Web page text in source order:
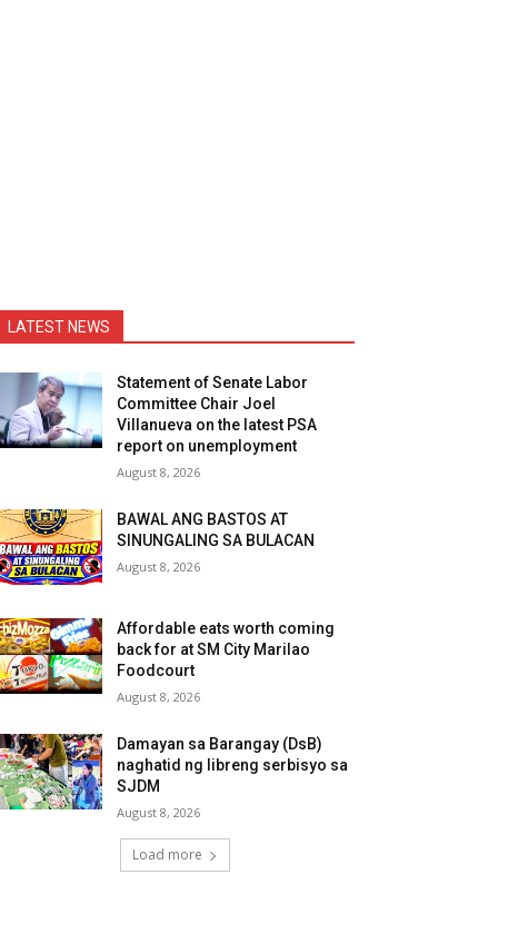
LATEST NEWS
Statement of Senate Labor
Committee Chair Joel
Villanueva on the latest PSA
report on unemployment
August 8, 2026
BAWAL ANG BASTOS AT
SINUNGALING SA BULACAN
August 8, 2026
Affordable eats worth coming
back for at SM City Marilao
Foodcourt
August 8, 2026
Damayan sa Barangay (DsB)
naghatid ng libreng serbisyo sa
SJDM
August 8, 2026
Load more